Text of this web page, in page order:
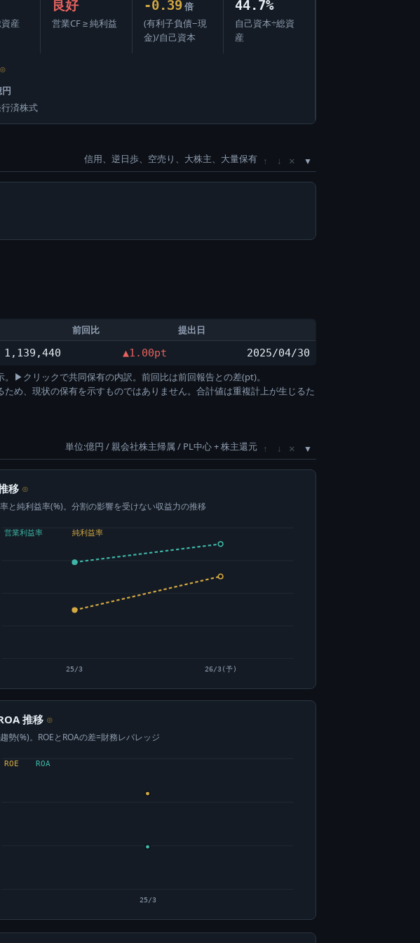
産
良好
営業CF ≥ 純利益
-0.39 倍
(有利子負債−現
金)/自己資本
44.7%
自己資本÷総資
産
⊙
済株式
信用、逆日歩、空売り、大株主、大量保有 ↑ ↓ ×
前回比 提出日
1,139,440 ▲1.00pt
2025/04/30
▶クリックで共同保有の内訳。前回比は前回報告との差(pt)。
め、現状の保有を示すものではありません。合計値は重複計上が生じるた
単位:億円 / 親会社株主帰属 / PL中心 + 株主還元 ↑ ↓ ×
移 ⊙
と純利益率(%)。分割の影響を受けない収益力の推移
営業利益率 純利益率
25/3 26/3(予)
推移 ⊙
勢(%)。ROEとROAの差=財務レバレッジ
ROE ROA
25/3